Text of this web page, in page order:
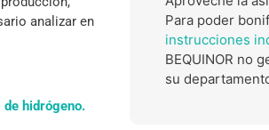
analizar en
hidrógeno.
Para poder
instrucciones
BEQUINOR no
su